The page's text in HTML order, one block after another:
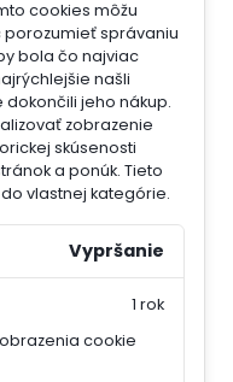
cookies môžu
správaniu
bola čo najviac
našli
jeho nákup.
zobrazenie
skúsenosti
a ponúk. Tieto
vlastnej kategórie.
Vypršanie
cookie
1 rok